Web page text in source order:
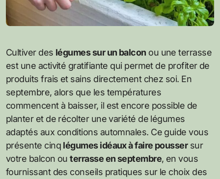
Cultiver des légumes sur un balcon ou une terrasse
est une activité gratifiante qui permet de profiter de
produits frais et sains directement chez soi. En
septembre, alors que les températures
commencent à baisser, il est encore possible de
planter et de récolter une variété de légumes
adaptés aux conditions automnales. Ce guide vous
présente cinq légumes idéaux à faire poussersur
votre balcon outerrasse en septembre, en vous
fournissant des conseils pratiques sur le choix des